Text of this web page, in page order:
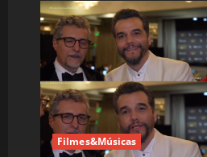
Filmes&Músicas